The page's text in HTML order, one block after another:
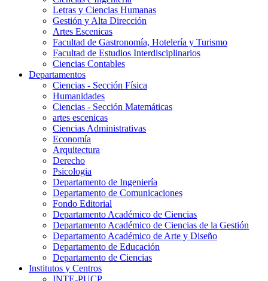
Letras y Ciencias Humanas
Gestión y Alta Dirección
Artes Escenicas
Facultad de Gastronomía, Hotelería y Turismo
Facultad de Estudios Interdisciplinarios
Ciencias Contables
Departamentos
Ciencias - Sección Física
Humanidades
Ciencias - Sección Matemáticas
artes escenicas
Ciencias Administrativas
Economía
Arquitectura
Derecho
Psicologia
Departamento de Ingeniería
Departamento de Comunicaciones
Fondo Editorial
Departamento Académico de Ciencias
Departamento Académico de Ciencias de la Gestión
Departamento Académico de Arte y Diseño
Departamento de Educación
Departamento de Ciencias
Institutos y Centros
INTE-PUCP